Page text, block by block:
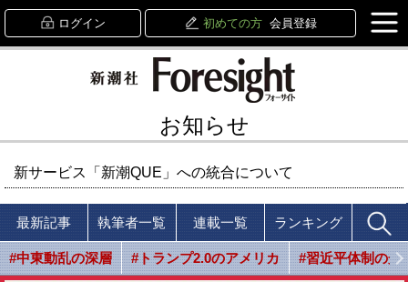
ログイン 初めての方 会員登録
お知らせ
新サービス「新潮QUE」への統合について
最新記事 執筆者一覧 連載一覧 ランキング
#中東動乱の深層 #トランプ2.0のアメリカ #習近平体制の光